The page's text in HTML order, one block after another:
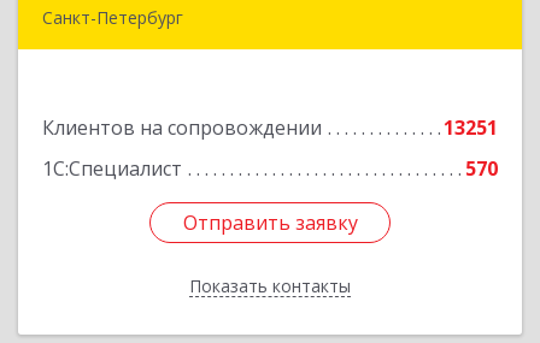
Санкт-Петербург
Клиентов на сопровождении
13251
1С:Специалист
570
Отправить заявку
Показать контакты
Отправить заявку
Назад